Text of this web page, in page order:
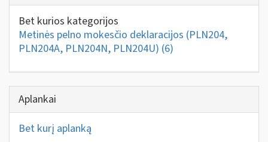
Bet kurios kategorijos
Metinės pelno mokesčio deklaracijos (PLN204,
PLN204A, PLN204N, PLN204U) (6)
Aplankai
Bet kurį aplanką